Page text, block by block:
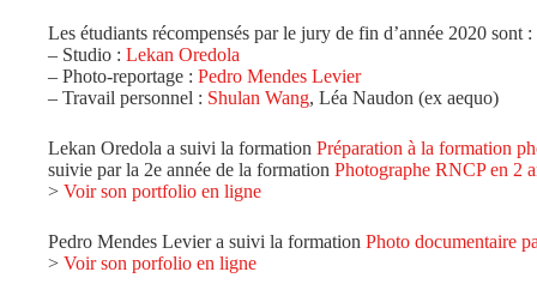
Les étudiants récompensés par le jury de fin d’année 2020 sont :
– Studio : Lekan Oredola
– Photo-reportage : Pedro Mendes Levier
– Travail personnel : Shulan Wang, Léa Naudon (ex aequo)
Lekan Oredola a suivi la formation Préparation à la formation
suivie par la 2e année de la formation Photographe RNCP en 2
> Voir son portfolio en ligne
Pedro Mendes Levier a suivi la formation Photo documentaire
> Voir son porfolio en ligne